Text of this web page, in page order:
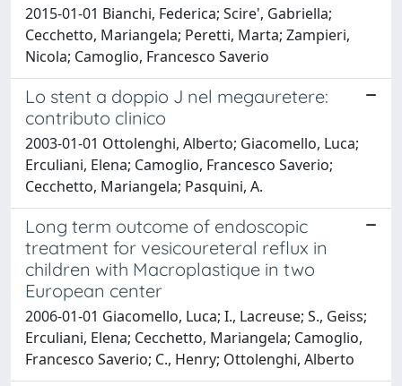
2015-01-01 Bianchi, Federica; Scire', Gabriella;
Cecchetto, Mariangela; Peretti, Marta; Zampieri,
Nicola; Camoglio, Francesco Saverio
Lo stent a doppio J nel megauretere:
contributo clinico
2003-01-01 Ottolenghi, Alberto; Giacomello, Luca;
Erculiani, Elena; Camoglio, Francesco Saverio;
Cecchetto, Mariangela; Pasquini, A.
Long term outcome of endoscopic
treatment for vesicoureteral reflux in
children with Macroplastique in two
European center
2006-01-01 Giacomello, Luca; I., Lacreuse; S., Geiss;
Erculiani, Elena; Cecchetto, Mariangela; Camoglio,
Francesco Saverio; C., Henry; Ottolenghi, Alberto